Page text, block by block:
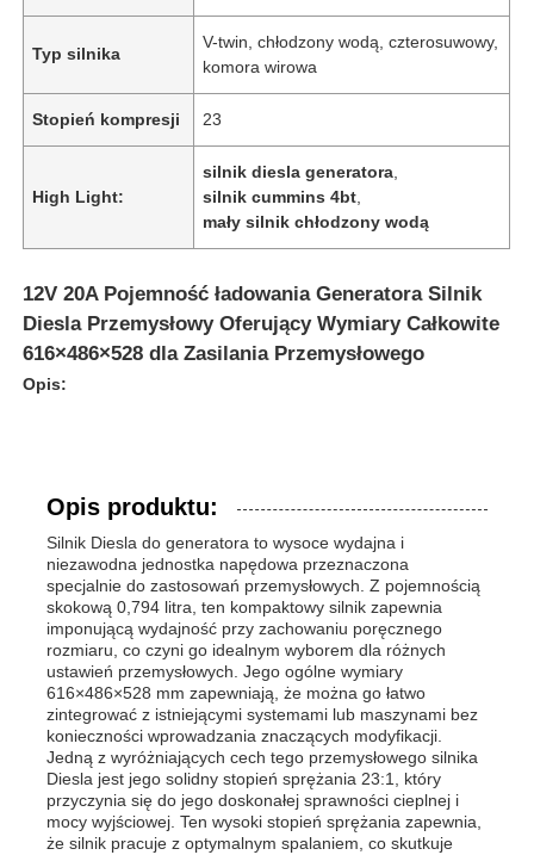
Typ silnika
V-twin, chłodzony wodą, czterosuwowy,
komora wirowa
Stopień kompresji 23
High Light:
silnik diesla generatora
silnik cummins 4bt
mały silnik chłodzony wodą
12V 20A Pojemność ładowania Generatora Silnik
Diesla Przemysłowy Oferujący Wymiary Całkowite
616×486×528 dla Zasilania Przemysłowego
Opis:
Opis produktu:
Silnik Diesla do generatora to wysoce wydajna i
niezawodna jednostka napędowa przeznaczona
specjalnie do zastosowań przemysłowych. Z pojemnością
skokową 0,794 litra, ten kompaktowy silnik zapewnia
imponującą wydajność przy zachowaniu poręcznego
rozmiaru, co czyni go idealnym wyborem dla różnych
ustawień przemysłowych. Jego ogólne wymiary
616×486×528 mm zapewniają, że można go łatwo
zintegrować z istniejącymi systemami lub maszynami bez
konieczności wprowadzania znaczących modyfikacji.
Jedną z wyróżniających cech tego przemysłowego silnika
Diesla jest jego solidny stopień sprężania 23:1, który
przyczynia się do jego doskonałej sprawności cieplnej i
mocy wyjściowej. Ten wysoki stopień sprężania zapewnia,
że silnik pracuje z optymalnym spalaniem, co skutkuje